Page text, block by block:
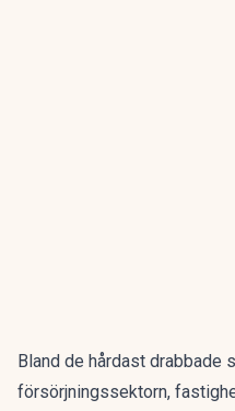
Bland de hårdast drabbade
försörjningssektorn,